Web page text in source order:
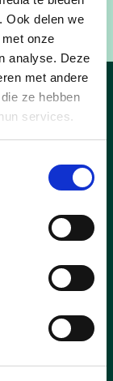
Ook delen we
onze
analyse. Deze
met andere
ze hebben
services.